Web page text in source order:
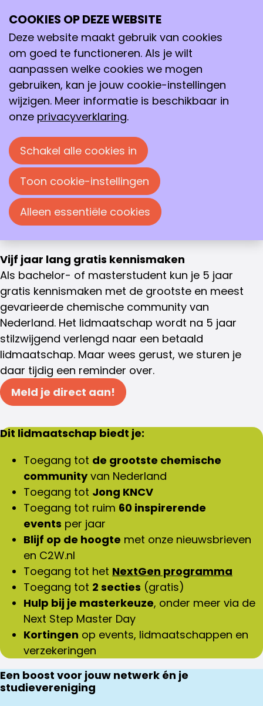
Studentlidmaatschap
Studentlidmaatschap
Word lid van onze community
Je bent begonnen aan een spannend nieuw
hoofdstuk in je leven. Jouw keuze voor een
scheikundige opleiding kunnen wij als
beroepsvereniging natuurlijk alleen maar
toejuichen. Met jouw opleiding kun je vele kanten
op binnen de chemie. (Jong) KNCV helpt je graag
bij het ontdekken en ontwikkelen van jouw passie,
zodat je op de juiste plek terechtkomt en je op
jouw manier bij kan dragen aan al het moois dat
Vijf jaar lang gratis kennismaken
Als bachelor- of masterstudent kun je 5 jaar
gratis kennismaken met de grootste en meest
gevarieerde chemische community van
Nederland. Het lidmaatschap wordt na 5 jaar
stilzwijgend verlengd naar een betaald
lidmaatschap. Maar wees gerust, we sturen je
daar tijdig een reminder over.
Meld je direct aan!
Dit lidmaatschap biedt je:
Toegang tot de grootste chemische
communityvan Nederland
Toegang tot Jong KNCV
Toegang tot ruim 60 inspirerende
events per jaar
Blijf op de hoogte met onze nieuwsbrieven
en C2W.nl
Toegang tot het NextGen programma
Toegang tot 2 secties (gratis)
Hulp bij je masterkeuze, onder meer via de
Next Step Master Day
Kortingen op events, lidmaatschappen en
verzekeringen
Een boost voor jouw netwerk én je
studievereniging
COOKIES OP DEZE WEBSITE
Deze website maakt gebruik van cookies
om goed te functioneren. Als je wilt
aanpassen welke cookies we mogen
gebruiken, kan je jouw cookie-instellingen
wijzigen. Meer informatie is beschikbaar in
onze privacyverklaring.
Schakel alle cookies in
Toon cookie-instellingen
Alleen essentiële cookies